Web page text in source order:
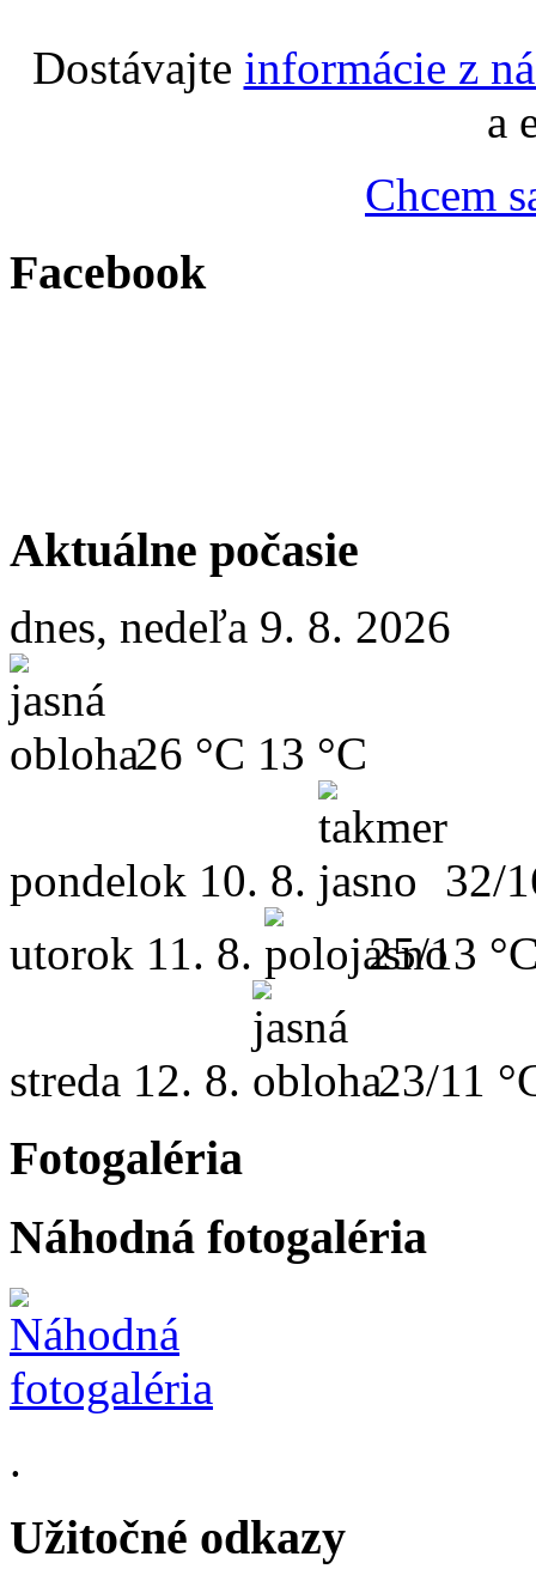
Dostávajte informácie z
a
Chcem
Facebook
Aktuálne počasie
dnes, nedeľa 9. 8. 2026
26 °C 13 °C
pondelok 10. 8.
32/
utorok 11. 8. 25/13
streda 12. 8. 23/11
Fotogaléria
Náhodná fotogaléria
.
Užitočné odkazy